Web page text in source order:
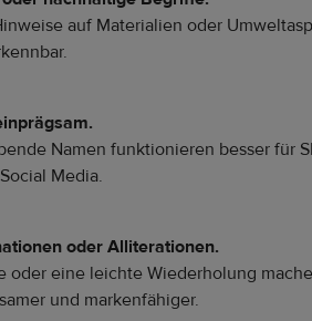
auf Materialien oder
Namen funktionieren besser für
Media.
oder Alliterationen.
oder eine leichte Wiederholung
und markenfähiger.